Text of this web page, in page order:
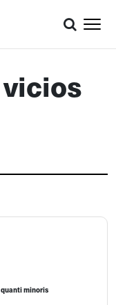
quanti minoris